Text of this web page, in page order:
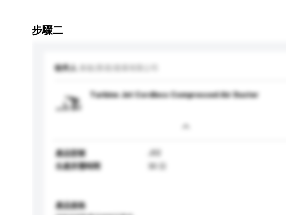
步驟二
收件人
Turbine Jet Cordless Compressed Air Duster
產品型號
J02
生產所需時間
30 日
產品規格